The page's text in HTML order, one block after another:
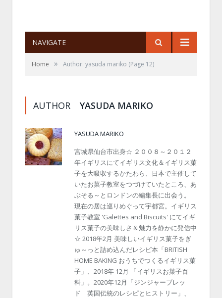
NAVIGATE
Home » Author: yasuda mariko (Page 12)
AUTHOR YASUDA MARIKO
YASUDA MARIKO
宮城県仙台市出身☆ ２００８～２０１２
年イギリスにてイギリス文化＆イギリス菓
子を大吸収するかたわら、日本で主催して
いたお菓子教室をつづけていたところ、あ
ぶそる～とロンドンの編集長に出会う。
現在の居は巡りめぐって宇都宮。イギリス
菓子教室 'Galettes and Biscuits' にてイギ
リス菓子の美味しさ＆魅力を静かに発信中
☆ 2018年2月 美味しいイギリス菓子をぎ
ゅ～っと詰め込んだレシピ本「BRITISH
HOME BAKING おうちでつくるイギリス菓
子」、2018年 12月 「イギリスお菓子百
科」。2020年12月「ジンジャーブレッ
ド 英国伝統のレシピとヒストリー」、